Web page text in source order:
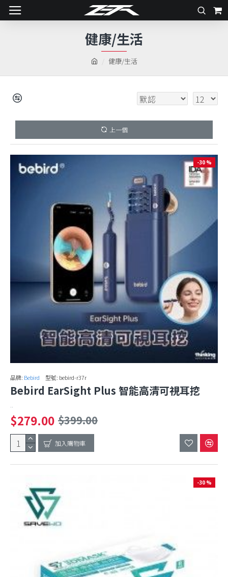
健康/生活
健康/生活
上一個
-30 %
品牌: Bebird 型號: bebird-r37r
Bebird EarSight Plus 智能高清可視耳挖
..
$279.00 $399.00
加入購物車
-30 %